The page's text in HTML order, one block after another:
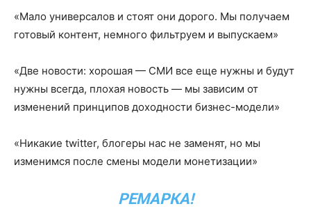
«Мало универсалов и стоят они дорого. Мы получаем
готовый контент, немного фильтруем и выпускаем»
«Две новости: хорошая — СМИ все еще нужны и будут
нужны всегда, плохая новость — мы зависим от
изменений принципов доходности бизнес-модели»
«Никакие twitter, блогеры нас не заменят, но мы
изменимся после смены модели монетизации»
РЕМАРКА!